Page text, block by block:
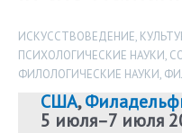
ИСКУССТВОВЕДЕНИЕ,
ПСИХОЛОГИЧЕСКИЕ НАУКИ,
ФИЛОЛОГИЧЕСКИЕ НАУКИ,
США,
5 июля–7 июля